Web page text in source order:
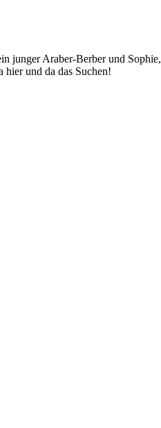
junger Araber-Berber und
hier und da das Suchen!